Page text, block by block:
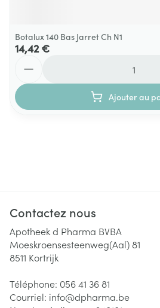
Botalux 140 Bas Jarret Ch N1
14,42 €
Ajouter au
Contactez nous
Apotheek d Pharma BVBA
Moeskroensesteenweg(Aal) 81
8511 Kortrijk
Téléphone: 056 41 36 81
Courriel: info@dpharma.be